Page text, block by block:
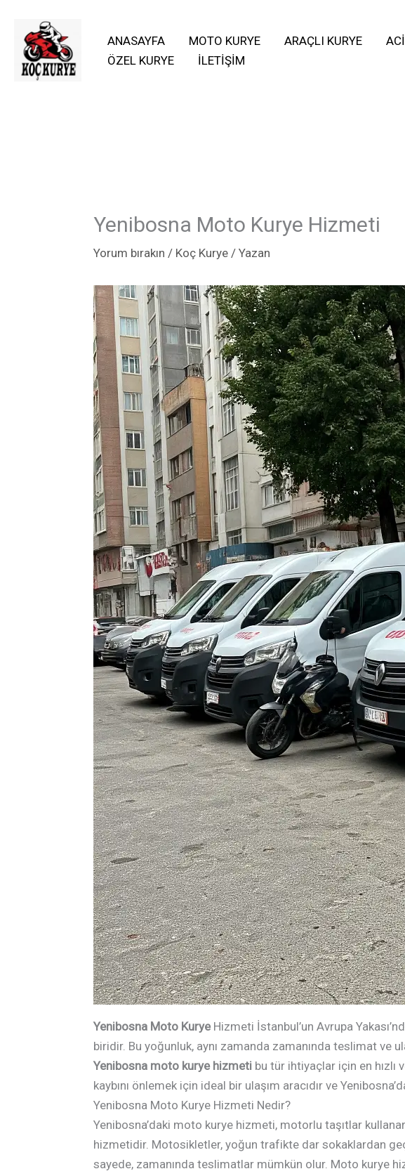
ANASAYFA MOTO KURYE ARAÇLI KURYE
ÖZEL KURYE
İLETIŞIM
Yenibosna Moto Kurye Hizmeti
Yorum bırakın / Koç Kurye / Yazan
Yenibosna Moto KuryeHizmeti İstanbul’un Avrupa
biridir. Bu yoğunluk, aynı zamanda zamanında teslimat ve
Yenibosna moto kurye hizmeti bu tür ihtiyaçlar için en
kaybını önlemek için ideal bir ulaşım aracıdır ve
Yenibosna Moto Kurye Hizmeti Nedir?
Yenibosna’daki moto kurye hizmeti, motorlu taşıtlar
hizmetidir. Motosikletler, yoğun trafikte dar sokaklardan
sayede, zamanında teslimatlar mümkün olur. Moto kurye